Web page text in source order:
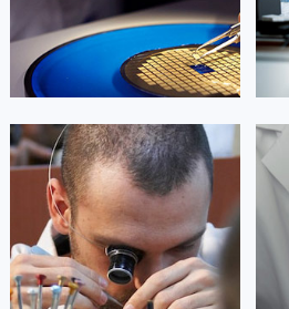
北京浪琴维修
艾德琳·亚历桑德拉
资深浪琴技师
是浪琴维修服务中心
(浪琴保养中心)
的高级技师之一
Guangzhou Longines Maintain center